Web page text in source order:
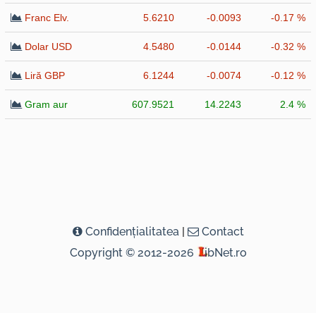
Franc Elv. 5.6210 -0.0093 -0.17 %
Dolar USD 4.5480 -0.0144 -0.32 %
Liră GBP 6.1244 -0.0074 -0.12 %
Gram aur 607.9521 14.2243 2.4 %
Confidenţialitatea |
Contact
Copyright © 2012-2026
ibNet.ro